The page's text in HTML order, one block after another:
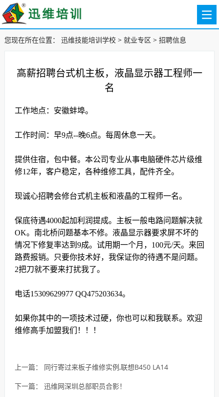
您现在所在位置： 迅维技能培训学校> 就业专区 > 招聘信息
高薪招聘台式机主板，液晶显示器工程师一
名
工作地点：安徽蚌埠。
工作时间：早9点--晚6点。 每周休息一天。
提供住宿，包中餐。本公司专业从事电脑硬件芯片级维
修12年，客户稳定，各种维修工具，配件齐全。
现诚心招聘会修台式机主板和液晶的工程师一名。
保底待遇4000起加利润提成。主板一般电路问题解决就
OK。南北桥问题基本不修。液晶显示器要求屏不坏的
情况下修复率达到9成。试用期一个月，100元/天。来回
路费报销。只要你技术好，我保证你的待遇不是问题。
2把刀就不要来打扰我了。
电话15309629977 QQ475203634。
如果你其中的一项技术过硬，你也可以和我联系。欢迎
维修高手加盟我们！！！
上一篇： 同行寄过来板子维修实例,联想B450 LA14
下一篇： 迅维网深圳总部职员合影！